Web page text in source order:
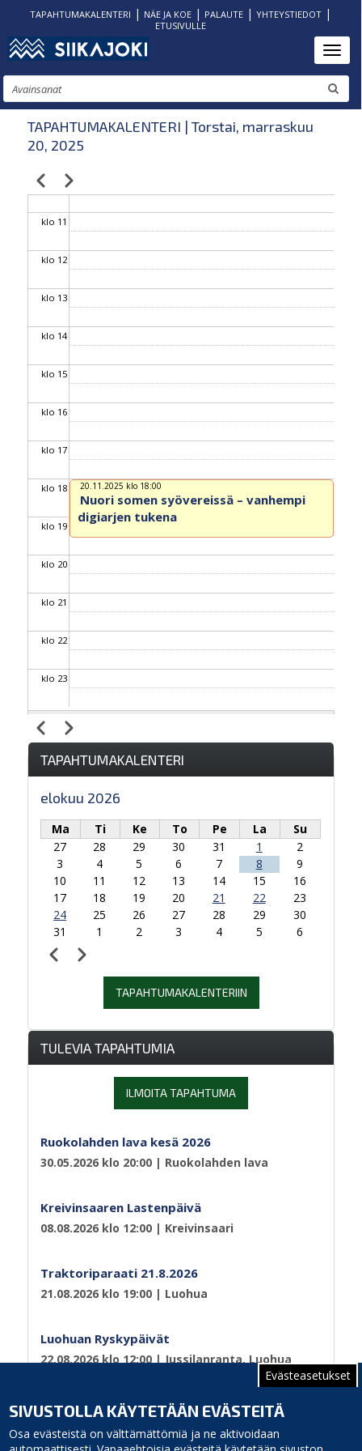
Evästeasetukset
SIVUSTOLLA KÄYTETÄÄN EVÄSTEITÄ
Osa evästeistä on välttämättömiä ja ne aktivoidaan
Hyppää
pääsisältöön
TAPAHTUMAKALENTERI | NÄE JA KOE| PALAUTE| YHTEYSTIEDOT|
ETUSIVULLE
Etsi
TAPAHTUMAKALENTERI | Torstai, marraskuu
20, 2025
Sivutus
EdellinenSeuraava
klo 08
klo 09
klo 10
klo 11
klo 12
klo 13
klo 14
klo 15
klo 16
klo 17
klo 18
klo 19
klo 20
klo 21
klo 22
klo 23
20.11.2025 klo 18:00
Nuori somen syövereissä – vanhempi
digiarjen tukena
Sivutus
EdellinenSeuraava
TAPAHTUMAKALENTERI
elokuu 2026
Ma Ti Ke To Pe La
Su
27
28 29 30 31 1
2
3
4 5 6 7 8
9
10
11 12 13 14 15
16
17
18 19 20 21 22
23
24
25 26 27 28 29
30
31
1 2 3 4 5
6
Sivutus
EdellinenSeuraava
TAPAHTUMAKALENTERIIN
TULEVIA TAPAHTUMIA
ILMOITA TAPAHTUMA
Ruokolahden lava kesä 2026
30.05.2026 klo 20:00 | Ruokolahden lava
Kreivinsaaren Lastenpäivä
08.08.2026 klo 12:00 | Kreivinsaari
Traktoriparaati 21.8.2026
21.08.2026 klo 19:00 | Luohua
Luohuan Ryskypäivät
22.08.2026 klo 12:00| Jussilanranta, Luohua
Sivu 1